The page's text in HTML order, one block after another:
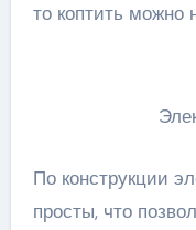
то коптить можно
По конструкции
просты, что